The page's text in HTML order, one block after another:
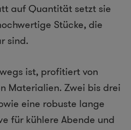
auf Quantität setzt sie
Stücke, die
sind.
ist, profitiert von
Materialien. Zwei bis drei
eine robuste lange
für kühlere Abende und